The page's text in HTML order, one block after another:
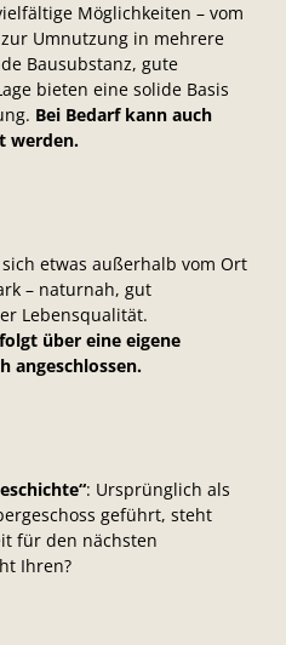
Möglichkeiten – vom
Umnutzung in mehrere
Bausubstanz, gute
bieten eine solide Basis
Bei Bedarf kann auch
werden.
etwas außerhalb vom Ort
– naturnah, gut
Lebensqualität.
über eine eigene
angeschlossen.
: Ursprünglich als
geführt, steht
für den nächsten
Ihren?